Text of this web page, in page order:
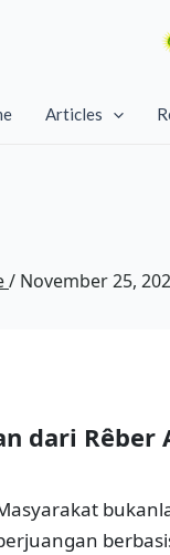
Articles
/ November 25,
dari